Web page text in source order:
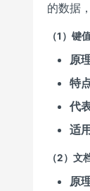
的数据
（1）键
原
特
代
适
（2）文
原